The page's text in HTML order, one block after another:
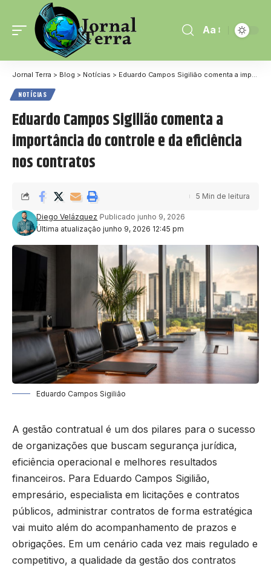
Aa
Jornal Terra > Blog > Notícias > Eduardo Campos Sigilião comenta a importância do controle e da eficiência nos contratos
NOTÍCIAS
Eduardo Campos Sigilião comenta a
importância do controle e da eficiência
nos contratos
Última atualização junho 9, 2026 12:45 pm
Diego Velázquez Publicado junho 9, 2026
5 Min de leitura
Eduardo Campos Sigilião
A gestão contratual é um dos pilares para o sucesso
de organizações que buscam segurança jurídica,
eficiência operacional e melhores resultados
financeiros. Para Eduardo Campos Sigilião,
empresário, especialista em licitações e contratos
públicos, administrar contratos de forma estratégica
vai muito além do acompanhamento de prazos e
obrigações. Em um cenário cada vez mais regulado e
competitivo, a qualidade da gestão dos contratos